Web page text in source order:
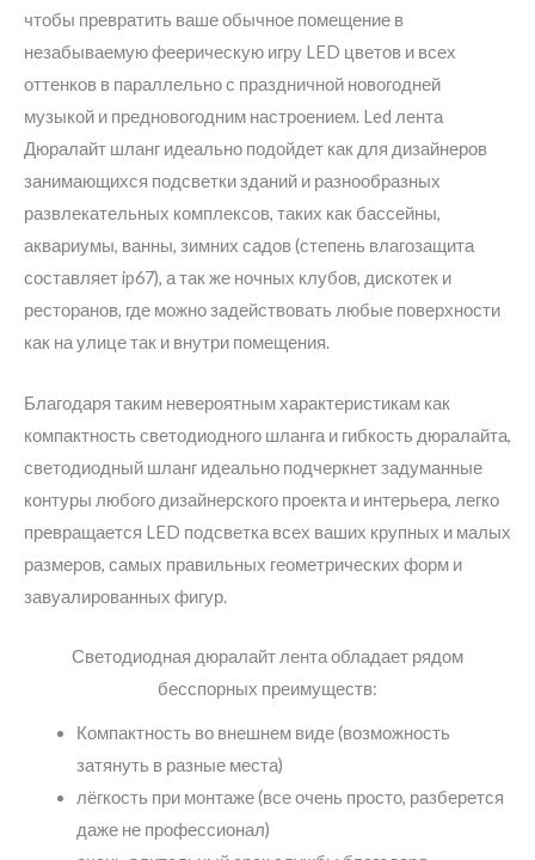
чтобы превратить ваше обычное помещение в
незабываемую феерическую игру LED цветов и всех
оттенков в параллельно с праздничной новогодней
музыкой и предновогодним настроением. Led лента
Дюралайт шланг идеально подойдет как для дизайнеров
занимающихся подсветки зданий и разнообразных
развлекательных комплексов, таких как бассейны,
аквариумы, ванны, зимних садов (степень влагозащита
составляет ip67), а так же ночных клубов, дискотек и
ресторанов, где можно задействовать любые поверхности
как на улице так и внутри помещения.
Благодаря таким невероятным характеристикам как
компактность светодиодного шланга и гибкость дюралайта,
светодиодный шланг идеально подчеркнет задуманные
контуры любого дизайнерского проекта и интерьера, легко
превращается LED подсветка всех ваших крупных и малых
размеров, самых правильных геометрических форм и
завуалированных фигур.
Светодиодная дюралайт лента обладает рядом
бесспорных преимуществ:
Компактность во внешнем виде (возможность
затянуть в разные места)
лёгкость при монтаже (все очень просто, разберется
даже не профессионал)